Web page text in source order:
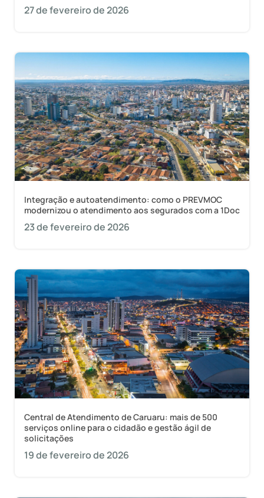
27 de fevereiro de 2026
Integração e autoatendimento: como o PREVMOC
modernizou o atendimento aos segurados com a 1Doc
23 de fevereiro de 2026
Central de Atendimento de Caruaru: mais de 500
serviços online para o cidadão e gestão ágil de
solicitações
19 de fevereiro de 2026